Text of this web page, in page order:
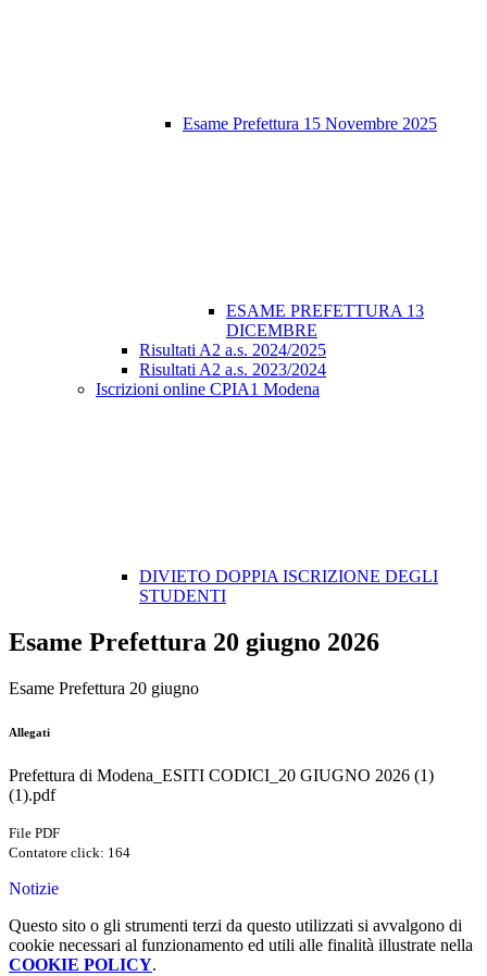
Esame Prefettura 15 Novembre 2025
ESAME PREFETTURA 13
DICEMBRE
Risultati A2 a.s. 2024/2025
Risultati A2 a.s. 2023/2024
Iscrizioni online CPIA1 Modena
DIVIETO DOPPIA ISCRIZIONE DEGLI
STUDENTI
Esame Prefettura 20 giugno 2026
Esame Prefettura 20 giugno
Allegati
Prefettura di Modena_ESITI CODICI_20 GIUGNO 2026 (1)
(1).pdf
File PDF
Contatore click: 164
Notizie
Questo sito o gli strumenti terzi da questo utilizzati si avvalgono di
cookie necessari al funzionamento ed utili alle finalità illustrate nella
COOKIE POLICY.